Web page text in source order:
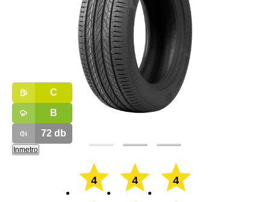
C
B
72db
Inmetro
4 4 4